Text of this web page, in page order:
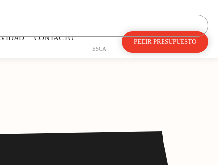
ESCA
PEDIR PRESUPUESTO
CONTACTO